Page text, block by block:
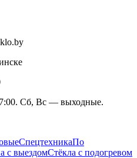
Сб, Вс — выходные.
СпецтехникаПо
с выездомСтёкла с подогревом